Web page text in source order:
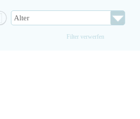
Filter verwerfen